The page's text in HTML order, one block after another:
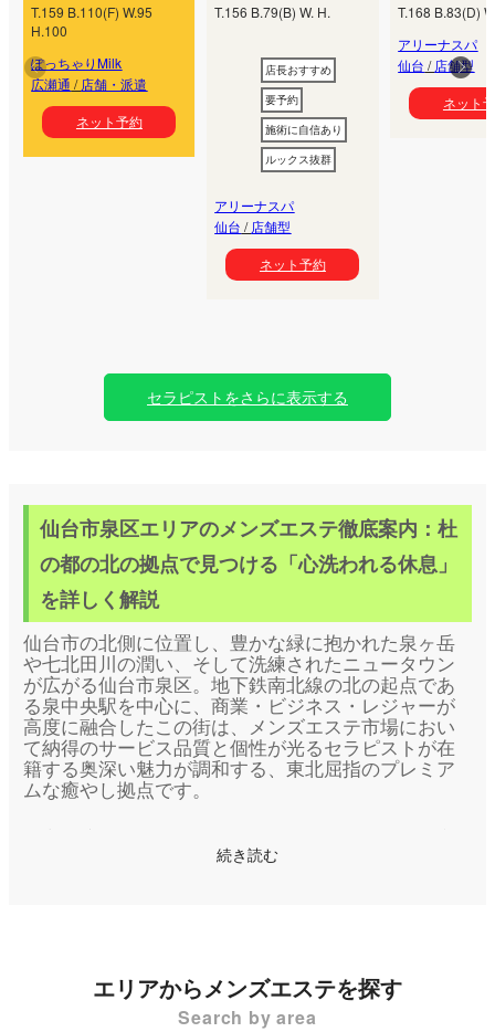
T.159 B.110(F) W.95
H.100
ぽっちゃりMilk
広瀬通 / 店舗・派遣
ネット予約
T.156 B.79(B) W. H.
店長おすすめ
要予約
施術に自信あり
ルックス抜群
アリーナスパ
仙台 / 店舗型
ネット予約
T.168 B.83(D)
アリーナスパ
仙台 / 店舗型
ネット
セラピストをさらに表示する
仙台市泉区エリアのメンズエステ徹底案内：杜
の都の北の拠点で見つける「心洗われる休息」
を詳しく解説
仙台市の北側に位置し、豊かな緑に抱かれた泉ヶ岳
や七北田川の潤い、そして洗練されたニュータウン
が広がる仙台市泉区。地下鉄南北線の北の起点であ
る泉中央駅を中心に、商業・ビジネス・レジャーが
高度に融合したこの街は、メンズエステ市場におい
て納得のサービス品質と個性が光るセラピストが在
籍する奥深い魅力が調和する、東北屈指のプレミア
ムな癒やし拠点です。
気が流れる泉区。メンズエステにおいても、日常の
きます。
続き読む
エリアからメンズエステを探す
Search by area